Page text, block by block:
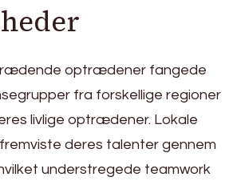
optrædener fangede
fra forskellige regioner
livlige optrædener. Lokale
deres talenter gennem
understregede teamwork